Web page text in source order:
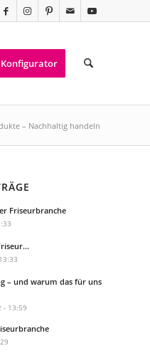
Konfigurator
– Nachhaltig handeln
Friseurbranche
– und warum das für uns
- 13:59